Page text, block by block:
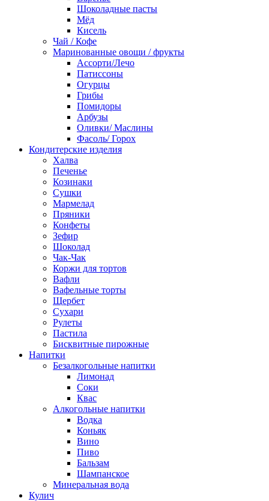
Шоколадные пасты
Мёд
Кисель
Чай / Кофе
Маринованные овощи / фрукты
Ассорти/Лечо
Патиссоны
Огурцы
Грибы
Помидоры
Арбузы
Оливки/ Маслины
Фасоль/ Горох
Кондитерские изделия
Халва
Печенье
Козинаки
Сушки
Мармелад
Пряники
Конфеты
Зефир
Шоколад
Чак-Чак
Коржи для тортов
Вафли
Вафельные торты
Щербет
Сухари
Рулеты
Пастила
Бисквитные пирожные
Напитки
Безалкогольные напитки
Лимонад
Соки
Квас
Алкогольные напитки
Водка
Коньяк
Вино
Пиво
Бальзам
Шампанское
Минеральная вода
Кулич